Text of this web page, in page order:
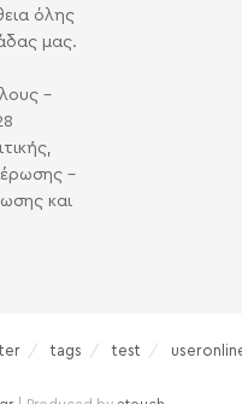
όλης
μας.
-
-
και
tags test